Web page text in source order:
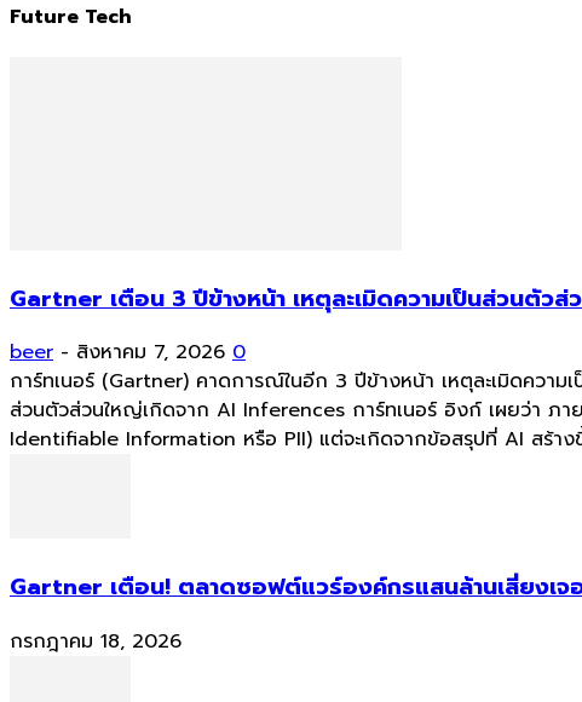
Future Tech
Gartner เตือน 3 ปีข้างหน้า เหตุละเมิดความเป็นส่วนตัว
beer - สิงหาคม 7, 2026 0
การ์ทเนอร์ (Gartner) คาดการณ์ในอีก 3 ปีข้างหน้า เหตุละเมิดความ
ส่วนตัวส่วนใหญ่เกิดจาก AI Inferences การ์ทเนอร์ อิงก์ เผยว่า ภา
Identifiable Information หรือ PII) แต่จะเกิดจากข้อสรุปที่ AI สร้า
Gartner เตือน! ตลาดซอฟต์แวร์องค์กรแสนล้านเสี่ยงเ
กรกฎาคม 18, 2026